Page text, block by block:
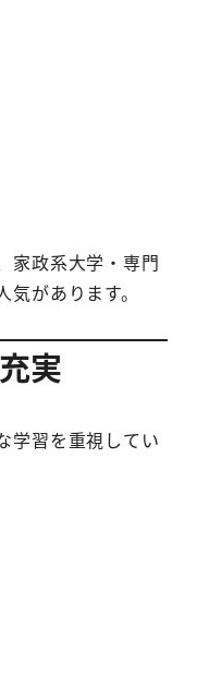
家政系大学・専門
があります。
実
学習を重視してい